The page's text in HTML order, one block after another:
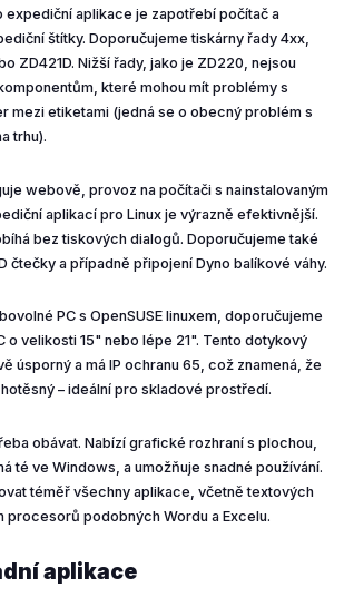
expediční aplikace je zapotřebí počítač a
Nižší řady, jako je ZD220, nejsou
které mohou mít problémy s
trhu).
webově, provoz na počítači s nainstalovaným
Doporučujeme také
použití bezdrátové 2D čtečky a případně připojení Dyno balíkové váhy.
PC s OpenSUSE linuxem, doporučujeme
ochranu 65, což znamená, že
– ideální pro skladové prostředí.
obávat. Nabízí grafické rozhraní s plochou,
aplikace, včetně textových
procesorů podobných Wordu a Excelu.
aplikace